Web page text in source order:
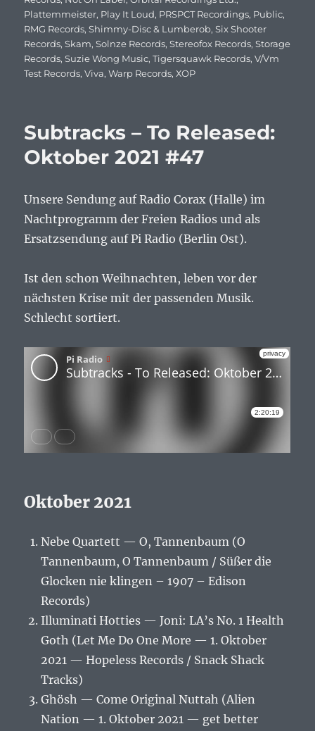
Plattemmeister, Play It Loud, PRSPCT Recordings, Public,
RMG Records,Shimmy-Disc & Lumberob,Six Shooter
Records,Skam,Solnze Records,Stereofox Records,Storage
Records,Suzie Wong Music,Tigersquawk Records,V/Vm
Test Records,Viva,Warp Records,ХОР
Subtracks – To Released:
Oktober 2021 #47
Unsere Sendung auf Radio Corax (Halle) im
Nachtprogramm der Freien Radios und als
Ersatzsendung auf Pi Radio (Berlin Ost).
Ist den schon Weihnachten, leben vor der
nächsten Krise mit der passenden Musik.
Schlecht sortiert.
Oktober 2021
Nebe Quartett — O, Tannenbaum (O
Tannenbaum, O Tannenbaum / Süßer die
Glocken nie klingen – 1907 – Edison
Records)
Illuminati Hotties — Joni: LA’s No. 1 Health
Goth (Let Me Do One More — 1. Oktober
2021 — Hopeless Records / Snack Shack
Tracks)
Ghösh — Come Original Nuttah (Alien
Nation — 1. Oktober 2021 — get better